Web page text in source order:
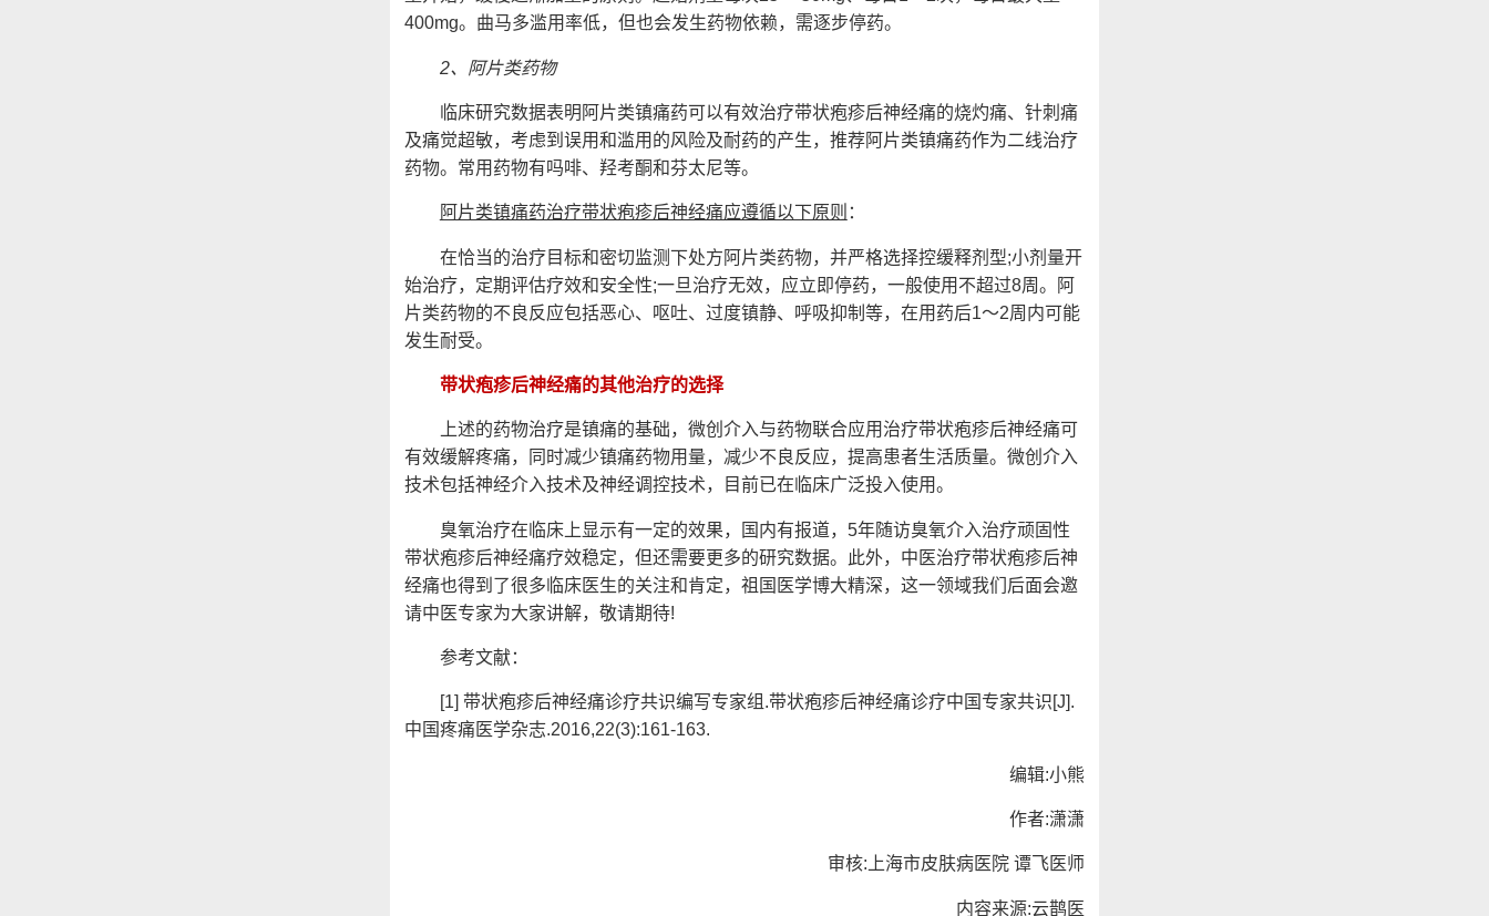
400mg。曲马多滥用率低，但也会发生药物依赖，需逐步停药。
2、阿片类药物
临床研究数据表明阿片类镇痛药可以有效治疗带状疱疹后神经痛的烧灼痛、针刺痛
及痛觉超敏，考虑到误用和滥用的风险及耐药的产生，推荐阿片类镇痛药作为二线治疗
药物。常用药物有吗啡、羟考酮和芬太尼等。
阿片类镇痛药治疗带状疱疹后神经痛应遵循以下原则 ：
在恰当的治疗目标和密切监测下处方阿片类药物，并严格选择控缓释剂型;小剂量开
始治疗，定期评估疗效和安全性;一旦治疗无效，应立即停药，一般使用不超过8周。阿
片类药物的不良反应包括恶心、呕吐、过度镇静、呼吸抑制等，在用药后1～2周内可能
发生耐受。
带状疱疹后神经痛的其他治疗的选择
上述的药物治疗是镇痛的基础，微创介入与药物联合应用治疗带状疱疹后神经痛可
有效缓解疼痛，同时减少镇痛药物用量，减少不良反应，提高患者生活质量。微创介入
技术包括神经介入技术及神经调控技术，目前已在临床广泛投入使用。
臭氧治疗在临床上显示有一定的效果，国内有报道，5年随访臭氧介入治疗顽固性
带状疱疹后神经痛疗效稳定，但还需要更多的研究数据。此外，中医治疗带状疱疹后神
经痛也得到了很多临床医生的关注和肯定，祖国医学博大精深，这一领域我们后面会邀
请中医专家为大家讲解，敬请期待!
参考文献：
[1] 带状疱疹后神经痛诊疗共识编写专家组.带状疱疹后神经痛诊疗中国专家共识[J].
中国疼痛医学杂志.2016,22(3):161-163.
编辑:小熊
作者:潇潇
审核:上海市皮肤病医院 谭飞医师
内容来源:云鹊医